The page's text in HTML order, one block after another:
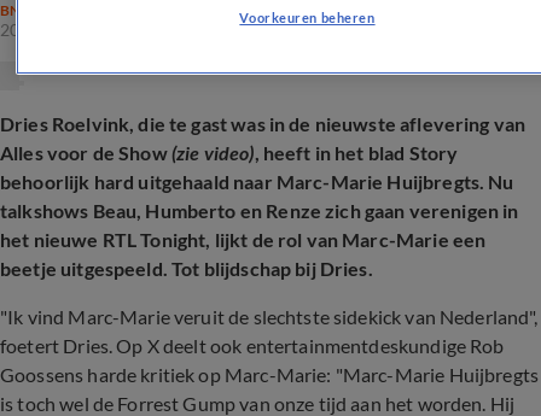
BN'ERS
20 mrt 2025, 15:12
Dries Roelvink, die te gast was in de nieuwste aflevering van
Alles voor de Show(zie video), heeft in het blad Story
behoorlijk hard uitgehaald naar Marc-Marie Huijbregts. Nu
talkshows Beau, Humberto en Renze zich gaan verenigen in
het nieuwe RTL Tonight, lijkt de rol van Marc-Marie een
beetje uitgespeeld. Tot blijdschap bij Dries.
"Ik vind Marc-Marie veruit de slechtste sidekick van Nederland",
foetert Dries. Op X deelt ook entertainmentdeskundige Rob
Goossens harde kritiek op Marc-Marie: "Marc-Marie Huijbregts
is toch wel de Forrest Gump van onze tijd aan het worden. Hij
Voorkeuren beheren